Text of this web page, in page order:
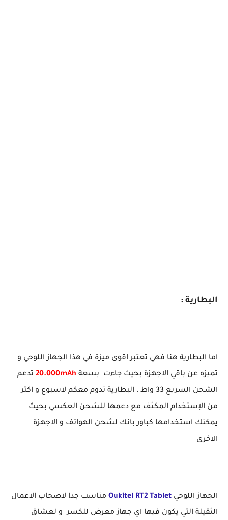
البطارية :
اما البطارية هنا فهي تعتبر اقوى ميزة في هذا الجهاز اللوحي و
تميزه عن باقي الاجهزة بحيث جاءت بسعة 20.000mAh تدعم
الشحن السريع 33 واط ، البطارية تدوم معكم لاسبوع و اكثر
من الإستخدام المكثف مع دعمها للشحن العكسي بحيث
يمكنك استخدامها كباور بانك لشحن الهواتف و الاجهزة
الاخرى
الجهاز اللوحي Oukitel RT2 Tablet مناسب جدا لاصحاب الاعمال
الثقيلة التي يكون فيها اي جهاز معرض للكسر و لعشاق